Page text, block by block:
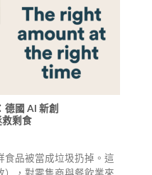
德國 AI 新創
剩食
食品被當成垃圾扔掉。這
），對零售商與餐飲業來